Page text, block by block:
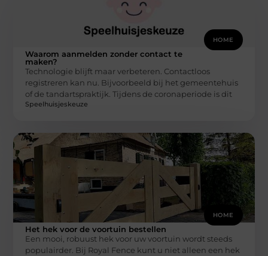
HOME
Waarom aanmelden zonder contact te
maken?
Technologie blijft maar verbeteren. Contactloos
registreren kan nu. Bijvoorbeeld bij het gemeentehuis
of de tandartspraktijk. Tijdens de coronaperiode is dit
Speelhuisjeskeuze
HOME
Het hek voor de voortuin bestellen
Een mooi, robuust hek voor uw voortuin wordt steeds
populairder. Bij Royal Fence kunt u niet alleen een hek